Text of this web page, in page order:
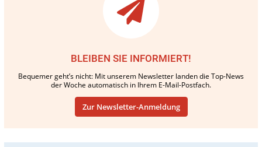
BLEIBEN SIE INFORMIERT!
Bequemer geht’s nicht: Mit unserem Newsletter landen die Top-News
der Woche automatisch in Ihrem E-Mail-Postfach.
Zur Newsletter-Anmeldung